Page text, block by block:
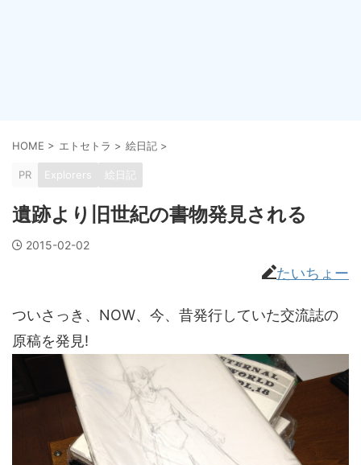
HOME > エトセトラ > 絵日記 >
PR Explorers 絵日記
遺跡より旧世紀の書物発見される
2015-02-02
たいちょー
ついさっき、NOW、今、昔発行していた交流誌の
原稿を発見!